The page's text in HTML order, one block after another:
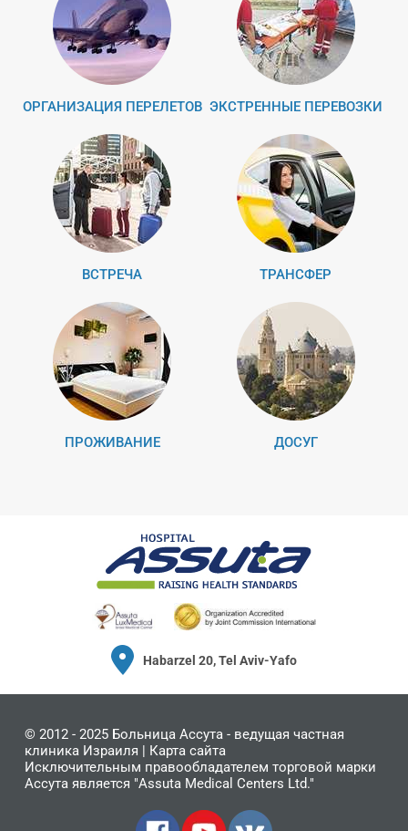
ОРГАНИЗАЦИЯ ПЕРЕЛЕТОВ ЭКСТРЕННЫЕ ПЕРЕВОЗКИ
ВСТРЕЧА ТРАНСФЕР
ПРОЖИВАНИЕ ДОСУГ
Habarzel 20, Tel Aviv-Yafo
© 2012 - 2025 Больница Ассута- ведущая частная
клиника Израиля | Карта сайта
Исключительным правообладателем торговой марки
Ассута является "Assuta Medical Centers Ltd."